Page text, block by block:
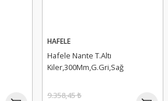
HAFELE
Hafele Nante T.Altı
Kiler,300Mm,G.Gri,Sağ
9.358,45 ₺